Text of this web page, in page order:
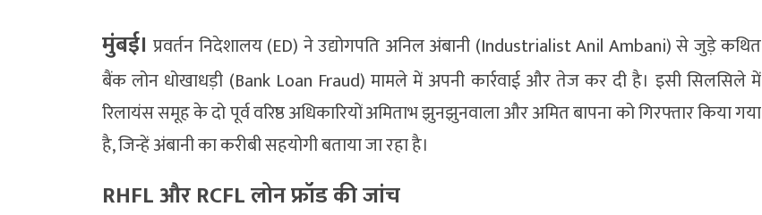
मुंबई। प्रवर्तन निदेशालय (ED) ने उद्योगपति अनिल अंबानी (Industrialist Anil Ambani) से जुड़े कथित
बैंक लोन धोखाधड़ी (Bank Loan Fraud) मामले में अपनी कार्रवाई और तेज कर दी है। इसी सिलसिले में
रिलायंस समूह के दो पूर्व वरिष्ठ अधिकारियों अमिताभ झुनझुनवाला और अमित बापना को गिरफ्तार किया गया
है, जिन्हें अंबानी का करीबी सहयोगी बताया जा रहा है।
RHFL और RCFL लोन फ्रॉड की जांच